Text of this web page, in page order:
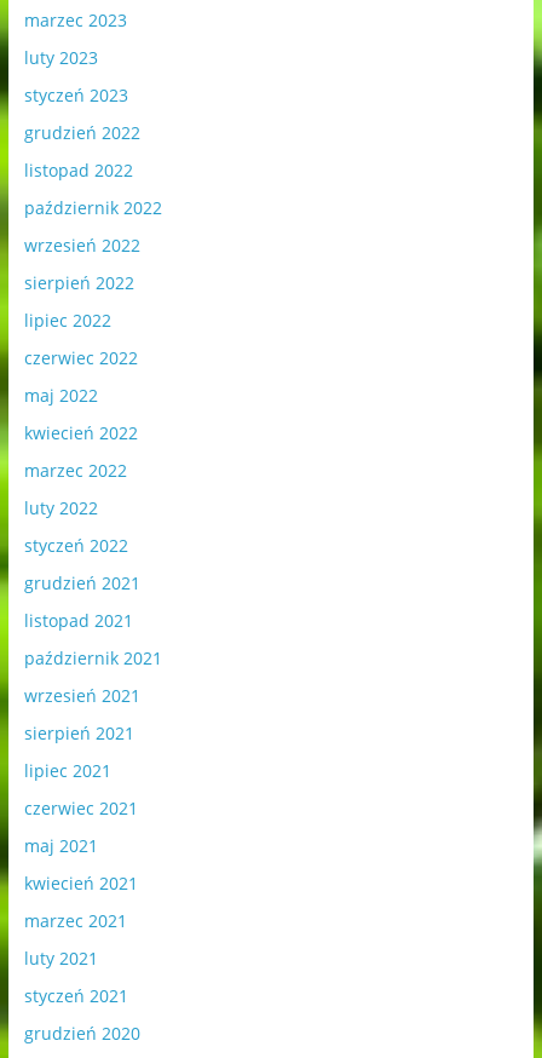
marzec 2023
luty 2023
styczeń 2023
grudzień 2022
listopad 2022
październik 2022
wrzesień 2022
sierpień 2022
lipiec 2022
czerwiec 2022
maj 2022
kwiecień 2022
marzec 2022
luty 2022
styczeń 2022
grudzień 2021
listopad 2021
październik 2021
wrzesień 2021
sierpień 2021
lipiec 2021
czerwiec 2021
maj 2021
kwiecień 2021
marzec 2021
luty 2021
styczeń 2021
grudzień 2020